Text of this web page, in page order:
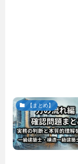
【まとめ】